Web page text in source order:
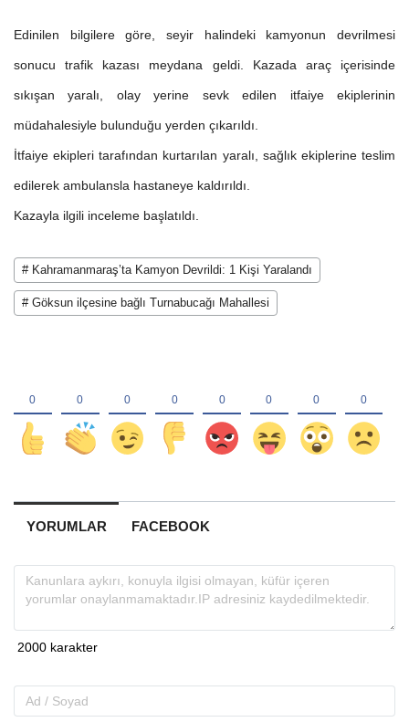
Edinilen bilgilere göre, seyir halindeki kamyonun devrilmesi
sonucu trafik kazası meydana geldi. Kazada araç içerisinde
sıkışan yaralı, olay yerine sevk edilen itfaiye ekiplerinin
müdahalesiyle bulunduğu yerden çıkarıldı.
İtfaiye ekipleri tarafından kurtarılan yaralı, sağlık ekiplerine teslim
edilerek ambulansla hastaneye kaldırıldı.
Kazayla ilgili inceleme başlatıldı.
# Kahramanmaraş’ta Kamyon Devrildi: 1 Kişi Yaralandı
# Göksun ilçesine bağlı Turnabucağı Mahallesi
YORUMLAR FACEBOOK